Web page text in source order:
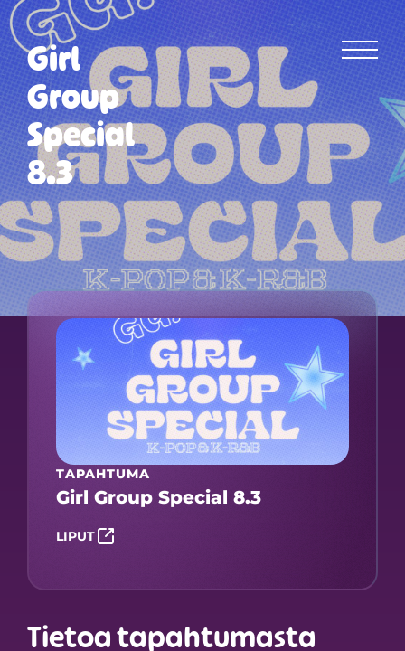
Girl
Group
Special
8.3
TAPAHTUMA
Girl Group Special 8.3
LIPUT
Tietoa tapahtumasta